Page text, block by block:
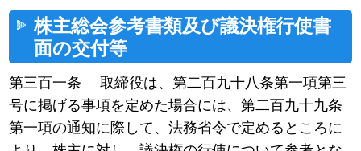
株主総会参考書類及び議決権行使書
面の交付等
第三百一条 取締役は、第二百九十八条第一項第三
号に掲げる事項を定めた場合には、第二百九十九条
第一項の通知に際して、法務省令で定めるところに